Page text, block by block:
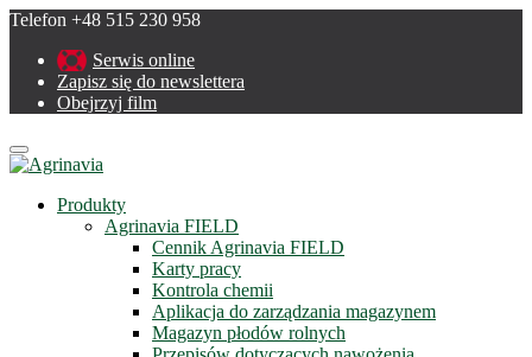
Telefon +48 515 230 958
Serwis online
Zapisz się do newslettera
Obejrzyj film
Menu
Produkty
Agrinavia FIELD
Cennik Agrinavia FIELD
Karty pracy
Kontrola chemii
Aplikacja do zarządzania magazynem
Magazyn płodów rolnych